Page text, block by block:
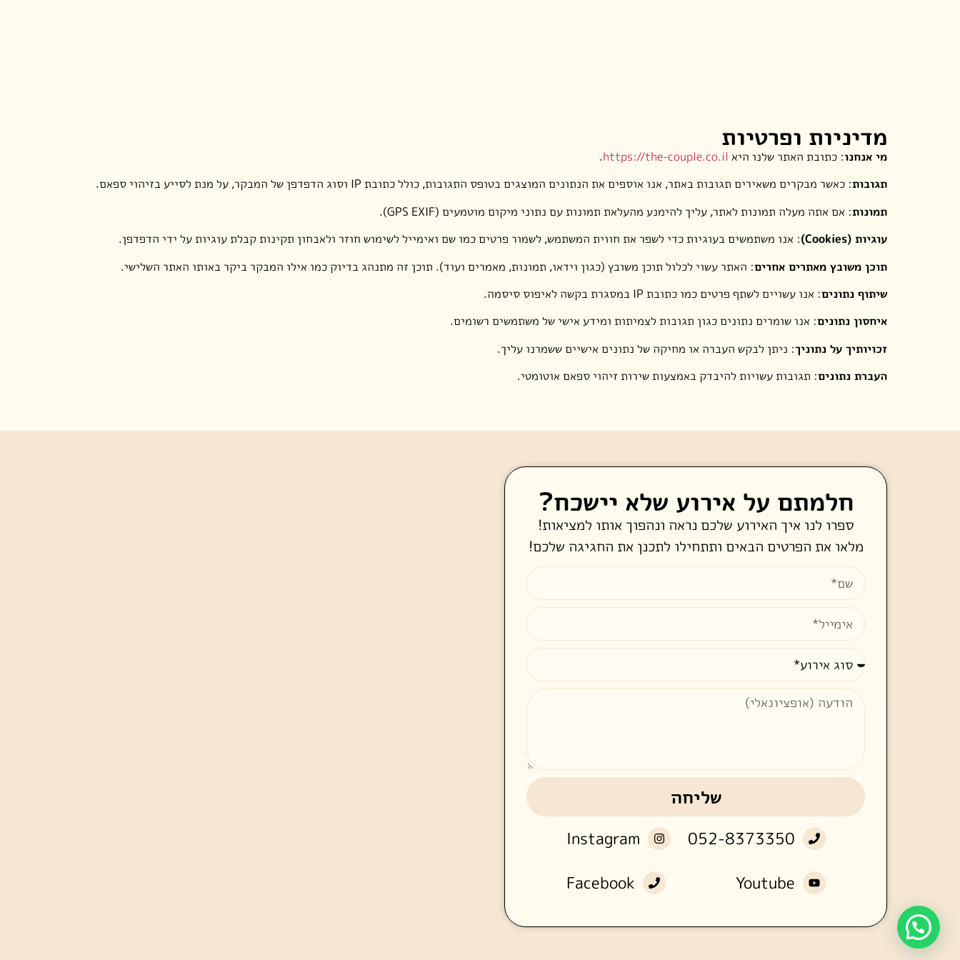
מדיניות ופרטיות
מי אנחנו: כתובת האתר שלנו היא https://the-couple.co.il
.
תגובות: כאשר מבקרים משאירים תגובות באתר, אנו אוספים את הנתונים המוצגים בטופס התגובות, כולל כתובת IP וסוג הדפדפן של המבקר, על מנת לסייע בזיהוי ספאם.
תמונות: אם אתה מעלה תמונות לאתר, עליך להימנע מהעלאת תמונות עם נתוני מיקום מוטמעים (GPS EXIF).
עוגיות (Cookies)
: אנו משתמשים בעוגיות כדי לשפר את חווית המשתמש, לשמור פרטים כמו שם ואימייל לשימוש חוזר ולאבחון תקינות קבלת עוגיות על ידי הדפדפן.
תוכן משובץ מאתרים אחרים: האתר עשוי לכלול תוכן משובץ (כגון וידאו, תמונות, מאמרים ועוד). תוכן זה מתנהג בדיוק כמו אילו המבקר ביקר באותו האתר השלישי.
שיתוף נתונים: אנו עשויים לשתף פרטים כמו כתובת IP במסגרת בקשה לאיפוס סיסמה.
איחסון נתונים: אנו שומרים נתונים כגון תגובות לצמיתות ומידע אישי של משתמשים רשומים.
זכויותיך על נתוניך: ניתן לבקש העברה או מחיקה של נתונים אישיים ששמרנו עליך.
העברת נתונים: תגובות עשויות להיבדק באמצעות שירות זיהוי ספאם אוטומטי.
חלמתם על אירוע שלא יישכח?
ספרו לנו איך האירוע שלכם נראה ונהפוך אותו למציאות!
מלאו את הפרטים הבאים ותתחילו לתכנן את החגיגה שלכם!
שליחה
052-8373350
Instagram
Youtube
Facebook